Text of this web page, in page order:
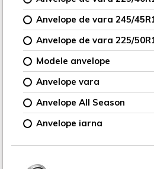
Anvelope de vara 245/
Anvelope de vara 225/
Modele anvelope
Anvelope vara
Anvelope All Season
Anvelope iarna